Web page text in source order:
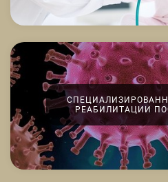
РЕАБИЛИТАЦИИ